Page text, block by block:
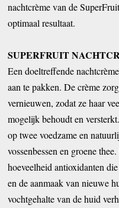
nachtcrème van de
optimaal resultaat.
SUPERFRUIT
Een doeltreffende
aan te pakken. De crème
vernieuwen, zodat ze haar
mogelijk behoudt en
op twee voedzame en
vossenbessen en groene
hoeveelheid antioxidanten
en de aanmaak van nieuwe
vochtgehalte van de huid